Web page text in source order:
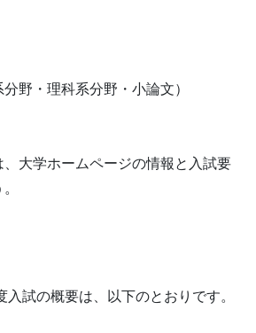
野・理科系分野・小論文）
大学ホームページの情報と入試要
試の概要は、以下のとおりです。